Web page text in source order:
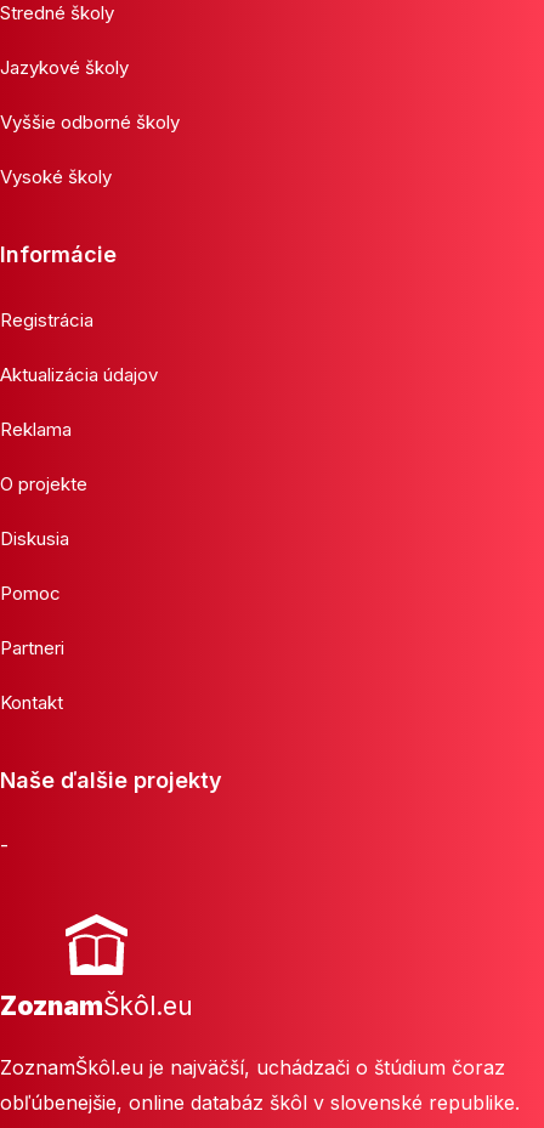
Stredné školy
Jazykové školy
Vyššie odborné školy
Vysoké školy
Informácie
Registrácia
Aktualizácia údajov
Reklama
O projekte
Diskusia
Pomoc
Partneri
Kontakt
Naše ďalšie projekty
-
ZoznamŠkôl.eu
ZoznamŠkôl.eu je najväčší, uchádzači o štúdium čoraz
obľúbenejšie, online databáz škôl v slovenské republike.